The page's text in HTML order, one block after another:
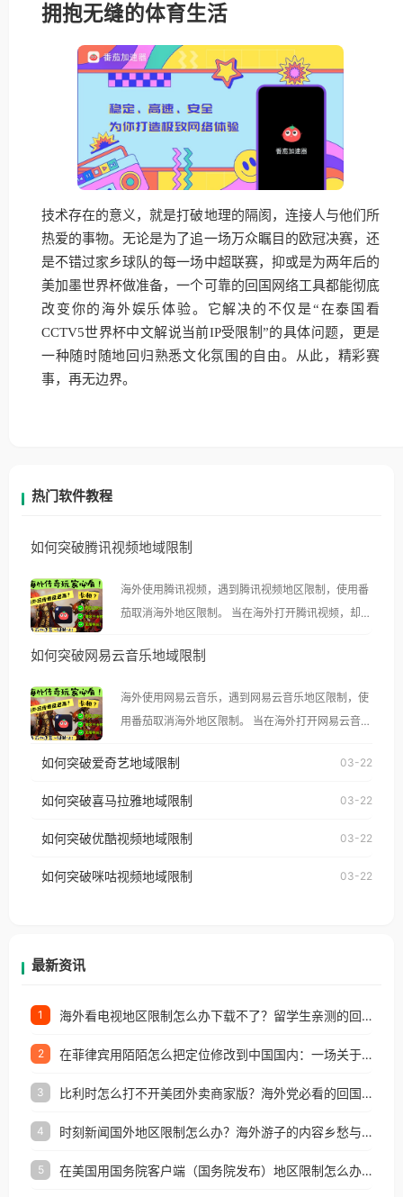
拥抱无缝的体育生活
技术存在的意义，就是打破地理的隔阂，连接人与他们所
热爱的事物。无论是为了追一场万众瞩目的欧冠决赛，还
是不错过家乡球队的每一场中超联赛，抑或是为两年后的
美加墨世界杯做准备，一个可靠的回国网络工具都能彻底
改变你的海外娱乐体验。它解决的不仅是“在泰国看
CCTV5世界杯中文解说当前IP受限制”的具体问题，更是
一种随时随地回归熟悉文化氛围的自由。从此，精彩赛
事，再无边界。
热门软件教程
如何突破腾讯视频地域限制
海外使用腾讯视频，遇到腾讯视频地区限制，使用番
茄取消海外地区限制。 当在海外打开腾讯视频，却突
示语。 海外用户如香港、澳门、台湾、美国、加拿
像其他音乐平台一样，出现地区及版权限制问题，且
仅能在中国大陆地区播放。 遇到这个问题的朋友们，
使用番茄回国加速器，即可解决「海外用户收听腾讯
台湾、美国、加拿大、澳大利亚、欧洲等国家和地区
权限制所困扰。
如何突破网易云音乐地域限制
海外使用网易云音乐，遇到网易云音乐地区限制，使
用番茄取消海外地区限制。 当在海外打开网易云音
播放”的提示语。 海外用户如香港、澳门、台湾、美
国、加拿大、澳大利亚、欧洲等国家和地区时，网易
制问题，且仅能在中国大陆地区播放。 遇到这个问题
户收听网易云音乐地区版权限制」的问题，无论人在
如何突破爱奇艺地域限制 03-22
如何突破喜马拉雅地域限制 03-22
如何突破优酷视频地域限制 03-22
如何突破咪咕视频地域限制 03-22
最新资讯
1 海外看电视地区限制怎么办下载不了？留学生亲测的回国加速方案（附2026世界杯观赛技巧）
2 在菲律宾用陌陌怎么把定位修改到中国国内：一场关于归属感与连接的探索
3 比利时怎么打不开美团外卖商家版？海外党必看的回国加速全攻略
4 时刻新闻国外地区限制怎么办？海外游子的内容乡愁与破局之路
5 在美国用国务院客户端（国务院发布）地区限制怎么办？3步解决海外看国内内容难题